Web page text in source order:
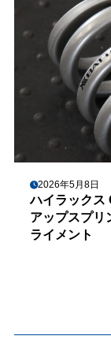
2026年5月8日
ハイラックス
アップスプリ
ライメント